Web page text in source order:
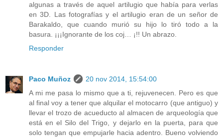
algunas a través de aquel artilugio que había para verlas
en 3D. Las fotografías y el artilugio eran de un señor de
Barakaldo, que cuando murió su hijo lo tiró todo a la
basura. ¡¡¡Ignorante de los coj… ¡!! Un abrazo.
Responder
Paco Muñoz
20 nov 2014, 15:54:00
A mi me pasa lo mismo que a ti, rejuvenecen. Pero es que
al final voy a tener que alquilar el motocarro (que antiguo) y
llevar el trozo de acueducto al almacen de arqueología que
está en el Silo del Trigo, y dejarlo en la puerta, para que
solo tengan que empujarle hacia adentro. Bueno volviendo